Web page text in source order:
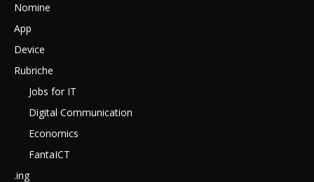
Nomine
App
Device
Rubriche
Jobs for IT
Digital Communication
Economics
FantaICT
.ing